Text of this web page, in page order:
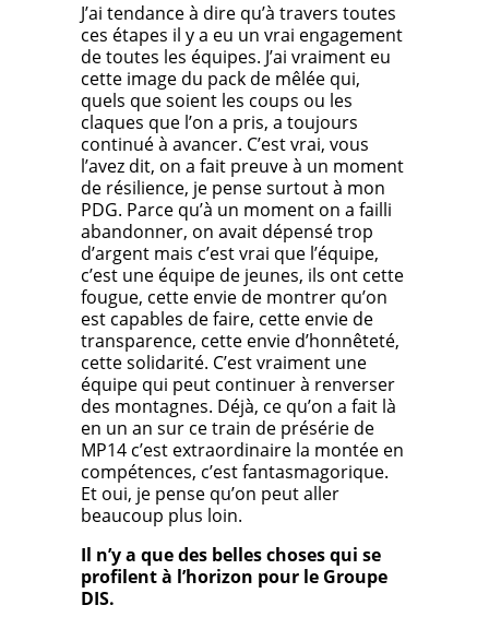
J’ai tendance à dire qu’à travers toutes
ces étapes il y a eu un vrai engagement
de toutes les équipes. J’ai vraiment eu
cette image du pack de mêlée qui,
quels que soient les coups ou les
claques que l’on a pris, a toujours
continué à avancer. C’est vrai, vous
l’avez dit, on a fait preuve à un moment
de résilience, je pense surtout à mon
PDG. Parce qu’à un moment on a failli
abandonner, on avait dépensé trop
d’argent mais c’est vrai que l’équipe,
c’est une équipe de jeunes, ils ont cette
fougue, cette envie de montrer qu’on
est capables de faire, cette envie de
transparence, cette envie d’honnêteté,
cette solidarité. C’est vraiment une
équipe qui peut continuer à renverser
des montagnes. Déjà, ce qu’on a fait là
en un an sur ce train de présérie de
MP14 c’est extraordinaire la montée en
compétences, c’est fantasmagorique.
Et oui, je pense qu’on peut aller
beaucoup plus loin.
Il n’y a que des belles choses qui se
profilent à l’horizon pour le Groupe
DIS.